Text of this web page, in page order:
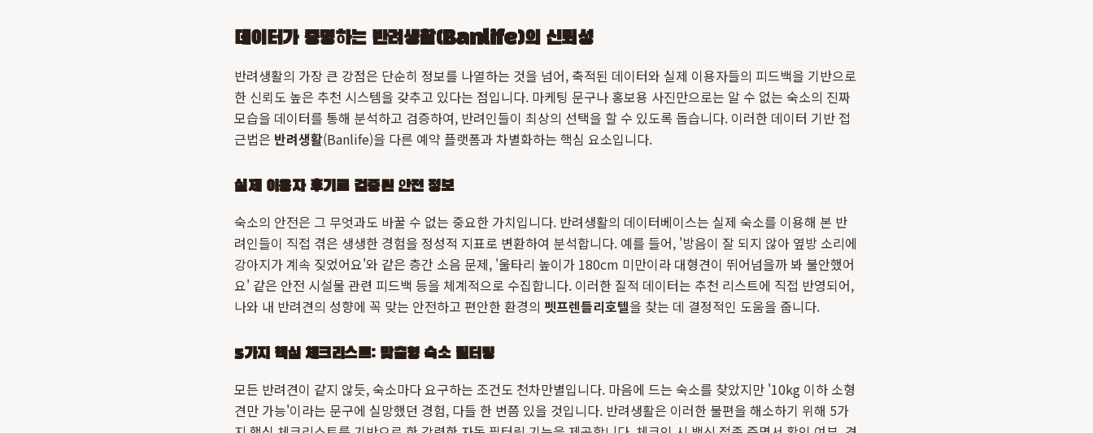
데이터가 증명하는 반려생활(Banlife)의 신뢰성
반려생활의 가장 큰 강점은 단순히 정보를 나열하는 것을 넘어, 축적된 데이터와 실제 이용자들의 피드백을 기반으로
한 신뢰도 높은 추천 시스템을 갖추고 있다는 점입니다. 마케팅 문구나 홍보용 사진만으로는 알 수 없는 숙소의 진짜
모습을 데이터를 통해 분석하고 검증하여, 반려인들이 최상의 선택을 할 수 있도록 돕습니다. 이러한 데이터 기반 접
근법은 반려생활(Banlife)을 다른 예약 플랫폼과 차별화하는 핵심 요소입니다.
실제 이용자 후기로 검증된 안전 정보
숙소의 안전은 그 무엇과도 바꿀 수 없는 중요한 가치입니다. 반려생활의 데이터베이스는 실제 숙소를 이용해 본 반
려인들이 직접 겪은 생생한 경험을 정성적 지표로 변환하여 분석합니다. 예를 들어, '방음이 잘 되지 않아 옆방 소리에
강아지가 계속 짖었어요'와 같은 층간 소음 문제, '울타리 높이가 180cm 미만이라 대형견이 뛰어넘을까 봐 불안했어
요' 같은 안전 시설물 관련 피드백 등을 체계적으로 수집합니다. 이러한 질적 데이터는 추천 리스트에 직접 반영되어,
나와 내 반려견의 성향에 꼭 맞는 안전하고 편안한 환경의 펫프렌들리호텔을 찾는 데 결정적인 도움을 줍니다.
5가지 핵심 체크리스트: 맞춤형 숙소 필터링
모든 반려견이 같지 않듯, 숙소마다 요구하는 조건도 천차만별입니다. 마음에 드는 숙소를 찾았지만 '10kg 이하 소형
견만 가능'이라는 문구에 실망했던 경험, 다들 한 번쯤 있을 것입니다. 반려생활은 이러한 불편을 해소하기 위해 5가